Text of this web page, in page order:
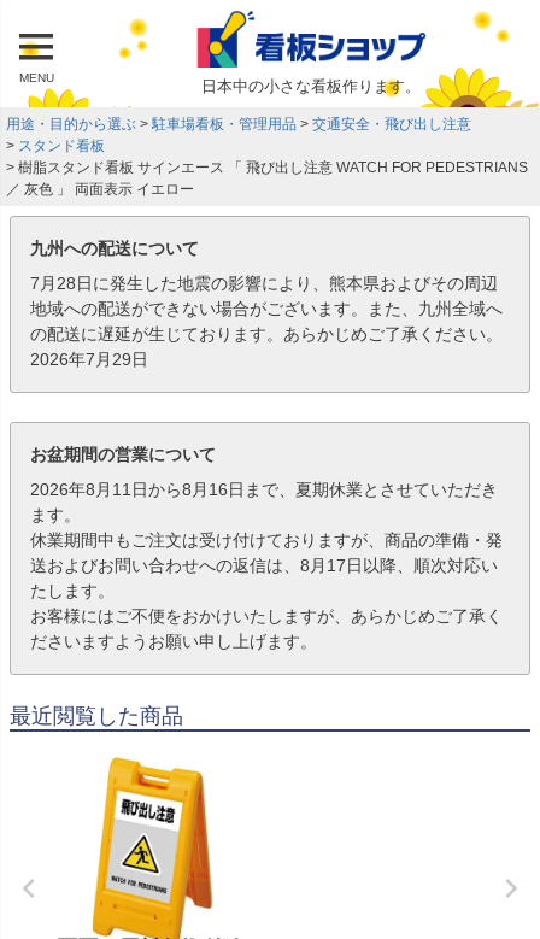
MENU 日本中の小さな看板作ります。
用途・目的から選ぶ 駐車場看板・管理用品
交通安全・飛び出し注意
スタンド看板
樹脂スタンド看板 サインエース 「 飛び出し注意 WATCH FOR PEDESTRIANS
／ 灰色 」 両面表示 イエロー
九州への配送について
7月28日に発生した地震の影響により、熊本県およびその周辺
地域への配送ができない場合がございます。また、九州全域へ
の配送に遅延が生じております。あらかじめご了承ください。
2026年7月29日
お盆期間の営業について
2026年8月11日から8月16日まで、夏期休業とさせていただき
ます。
休業期間中もご注文は受け付けておりますが、商品の準備・発
送およびお問い合わせへの返信は、8月17日以降、順次対応い
たします。
お客様にはご不便をおかけいたしますが、あらかじめご了承く
ださいますようお願い申し上げます。
最近閲覧した商品